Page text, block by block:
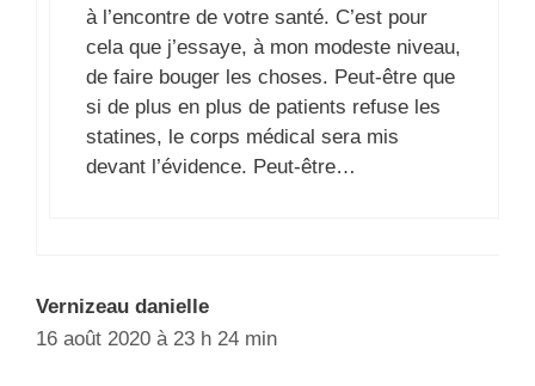
à l’encontre de votre santé. C’est pour
cela que j’essaye, à mon modeste niveau,
de faire bouger les choses. Peut-être que
si de plus en plus de patients refuse les
statines, le corps médical sera mis
devant l’évidence. Peut-être…
Vernizeau danielle
16 août 2020 à 23 h 24 min